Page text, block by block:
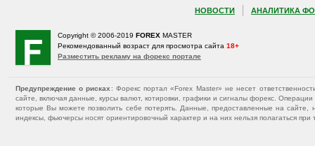
НОВОСТИ АНАЛИТИКА
Copyright © 2006-2019 FOREX MASTER
Рекомендованный возраст для просмотра сайта 18+
Разместить рекламу на форекс портале
Предупреждение о рисках : Форекс портал «Forex Master» не несет
сайте, включая данные, курсы валют, котировки, графики и сигналы форекс.
которые Вы можете позволить себе потерять. Данные, предоставленные на
индексы, фьючерсы носят ориентировочный характер и на них нельзя полагаться при